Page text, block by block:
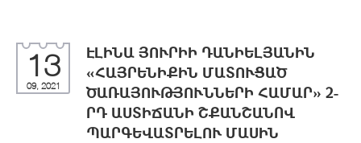
13
09, 2021
ԷԼԻՆԱ ՅՈՒՐԻԻ ԴԱՆԻԵԼՅԱՆԻՆ
«ՀԱՅՐԵՆԻՔԻՆ ՄԱՏՈՒՑԱԾ
ԾԱՌԱՅՈՒԹՅՈՒՆՆԵՐԻ ՀԱՄԱՐ» 2-
ՐԴ ԱՍՏԻՃԱՆԻ ՇՔԱՆՇԱՆՈՎ
ՊԱՐԳԵՎԱՏՐԵԼՈՒ ՄԱՍԻՆ